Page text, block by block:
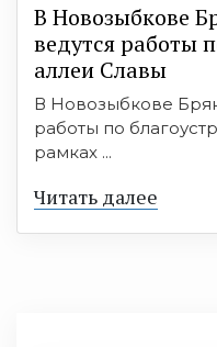
В Новозыбкове
ведутся работы
аллеи Славы
В Новозыбкове
работы по
рамках ...
Читать далее